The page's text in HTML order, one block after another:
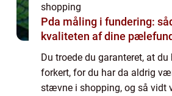
shopping
Pda måling i fundering:
kvaliteten af dine
Du troede du garanteret, at
forkert, for du har da aldrig
stævne i shopping, og så vidt